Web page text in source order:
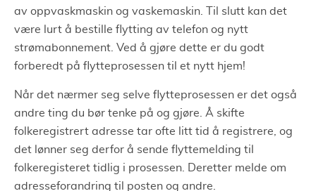
av oppvaskmaskin og vaskemaskin. Til slutt kan det
være lurt å bestille flytting av telefon og nytt
strømabonnement. Ved å gjøre dette er du godt
forberedt på flytteprosessen til et nytt hjem!
Når det nærmer seg selve flytteprosessen er det også
andre ting du bør tenke på og gjøre. Å skifte
folkeregistrert adresse tar ofte litt tid å registrere, og
det lønner seg derfor å sende flyttemelding til
folkeregisteret tidlig i prosessen. Deretter melde om
adresseforandring til posten og andre.